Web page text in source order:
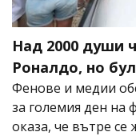
Над 2000 души
Роналдо, но
Фенове и медии
за големия ден на
оказа, че вътре се